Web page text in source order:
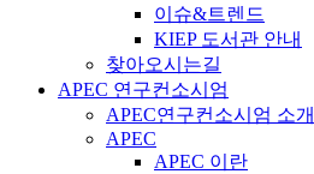
이슈&트렌드
KIEP 도서관 안내
찾아오시는길
APEC 연구컨소시엄
APEC연구컨소시엄 소개
APEC
APEC 이란